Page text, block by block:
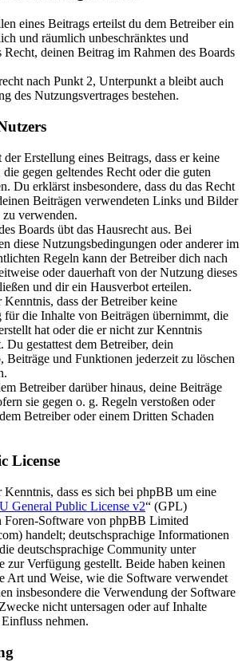
eines Beitrags erteilst du dem Betreiber ein
und räumlich unbeschränktes und
Recht, deinen Beitrag im Rahmen des Boards
nach Punkt 2, Unterpunkt a bleibt auch
des Nutzungsvertrages bestehen.
Erstellung eines Beitrags, dass er keine
gegen geltendes Recht oder die guten
Du erklärst insbesondere, dass du das Recht
Beiträgen verwendeten Links und Bilder
zu verwenden.
Boards übt das Hausrecht aus. Bei
diese Nutzungsbedingungen oder anderer im
Regeln kann der Betreiber dich nach
oder dauerhaft von der Nutzung dieses
und dir ein Hausverbot erteilen.
dass der Betreiber keine
für die Inhalte von Beiträgen übernimmt, die
hat oder die er nicht zur Kenntnis
Du gestattest dem Betreiber, dein
Beiträge und Funktionen jederzeit zu löschen
Betreiber darüber hinaus, deine Beiträge
sie gegen o. g. Regeln verstoßen oder
Betreiber oder einem Dritten Schaden
License
dass es sich bei phpBB um eine
General Public License v2“ (GPL)
Foren-Software von phpBB Limited
handelt; deutschsprachige Informationen
deutschsprachige Community unter
zur Verfügung gestellt. Beide haben keinen
Art und Weise, wie die Software verwendet
insbesondere die Verwendung der Software
nicht untersagen oder auf Inhalte
nehmen.